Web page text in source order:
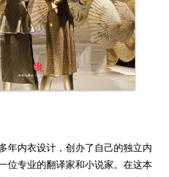
年内衣设计，创办了自己的独立内
位专业的翻译家和小说家。在这本